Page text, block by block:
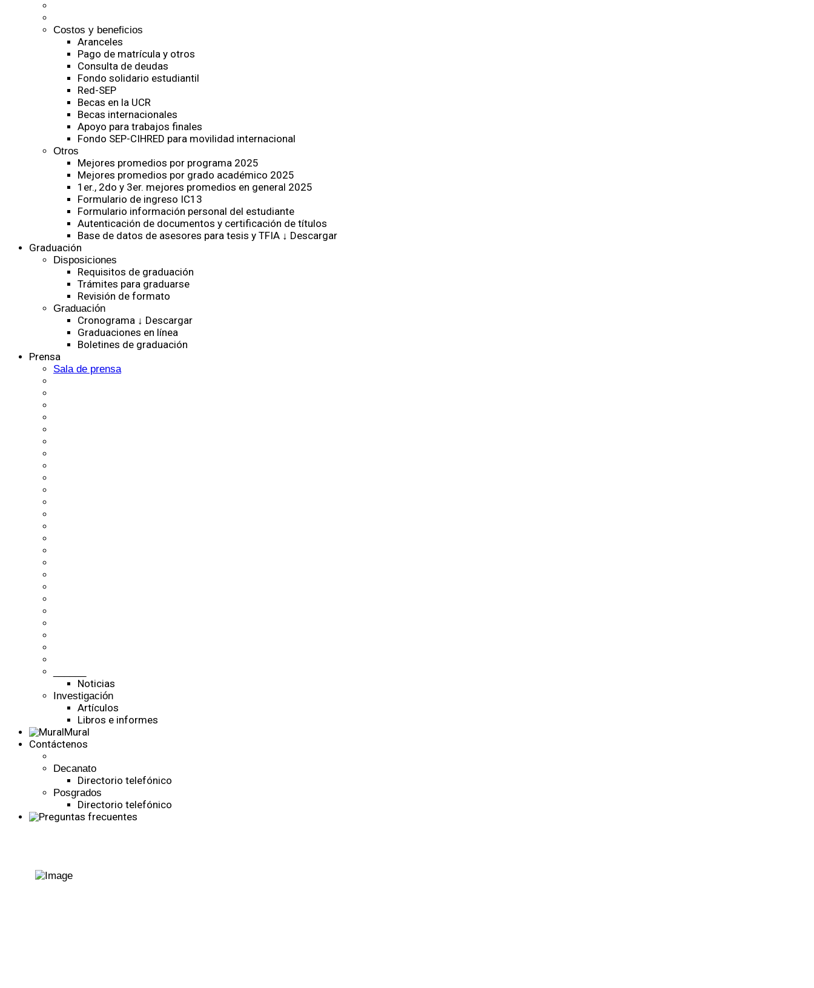
Costos y beneficios
Aranceles
Pago de matrícula y otros
Consulta de deudas
Fondo solidario estudiantil
Red-SEP
Becas en la UCR
Becas internacionales
Apoyo para trabajos finales
Fondo SEP-CIHRED para movilidad internacional
Otros
Mejores promedios por programa 2025
Mejores promedios por grado académico 2025
1er., 2do y 3er. mejores promedios en general 2025
Formulario de ingreso IC13
Formulario información personal del estudiante
Autenticación de documentos y certificación de títulos
Base de datos de asesores para tesis y TFIA ↓ Descargar
Graduación
Disposiciones
Requisitos de graduación
Trámites para graduarse
Revisión de formato
Graduación
Cronograma ↓ Descargar
Graduaciones en línea
Boletines de graduación
Prensa
Sala de prensa
Noticias
Investigación
Artículos
Libros e informes
Mural
Contáctenos
Decanato
Directorio telefónico
Posgrados
Directorio telefónico